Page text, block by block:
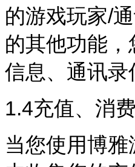
的游戏玩家/
的其他功能
信息、通讯录
1.4充值、消费
当您使用博